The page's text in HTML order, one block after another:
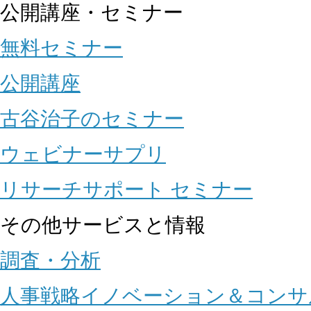
公開講座・セミナー
無料セミナー
公開講座
古谷治子のセミナー
ウェビナーサプリ
リサーチサポート セミナー
その他サービスと情報
調査・分析
人事戦略イノベーション＆コン